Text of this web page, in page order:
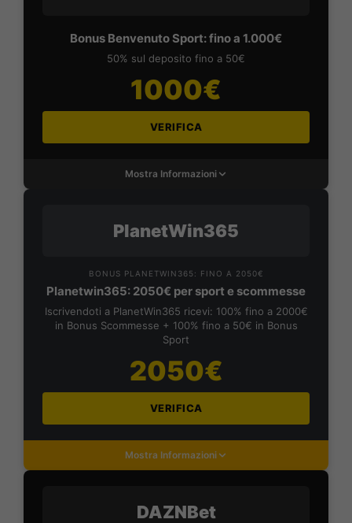
Bonus Benvenuto Sport: fino a 1.000€
50% sul deposito fino a 50€
1000€
VERIFICA
Mostra Informazioni
PlanetWin365
BONUS PLANETWIN365: FINO A 2050€
Planetwin365: 2050€ per sport e scommesse
Iscrivendoti a PlanetWin365 ricevi: 100% fino a 2000€
in Bonus Scommesse + 100% fino a 50€ in Bonus
Sport
2050€
VERIFICA
Mostra Informazioni
DAZNBet